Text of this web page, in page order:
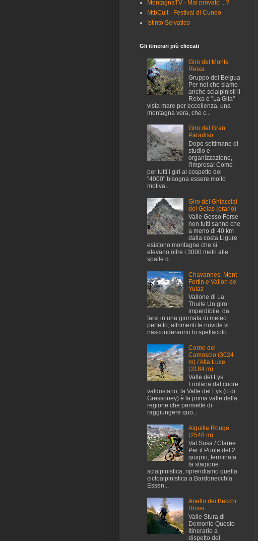
MontagnaTV - Mai provato ...?
MtbCult - Festival di Cuneo
Istinto Selvatico
Gli itinerari più cliccati
Giro del Monte
Reixa
Gruppo del Beigua
Per noi che siamo
anche scialpinisti il
Reixa è "La Gita"
vista mare per eccellenza, una
montagna vera, che c...
Giro del Gran
Paradiso
Dopo settimane di
studio e
organizzazione,
l'impresa! Come
per tutti i giri al cospetto dei
"4000" bisogna essere molto
motiva...
Giro dei Ghiacciai
del Gelas (orario)
Valle Gesso Forse
non tutti sanno che
a meno di 40 km
dalla costa Ligure
esistono montagne che si
elevano oltre i 3000 metri alle
spalle d...
Chavannes, Mont
Fortin e Vallon de
Yulaz
Vallone di La
Thuile Un giro
imperdibile, da
farsi in una giornata di meteo
perfetto, altrimenti le nuvole vi
nasconderanno lo spettacolo....
Corno del
Camoscio (3024
m) / Alta Luce
(3184 m)
Valle del Lys
Lontana dal cuore
valdostano, la Valle del Lys (o di
Gressoney) è la prima valle della
regione che permette di
raggiungere quo...
Aiguille Rouge
(2548 m)
Val Susa / Claree
Per il Ponte del 2
giugno, terminata
la stagione
scialpinistica, riprendiamo quella
cicloalpinistica a Bardonecchia.
Essen...
Anello dei Becchi
Rossi
Valle Stura di
Demonte Questo
itinerario a
dispetto del